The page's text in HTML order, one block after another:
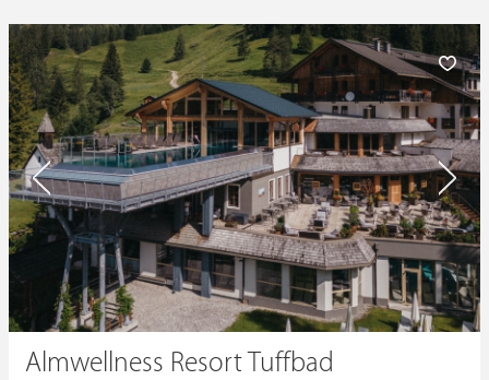
Almwellness Resort Tuffbad